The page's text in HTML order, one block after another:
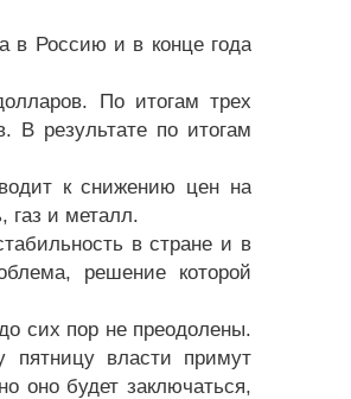
в Россию и в конце года
По итогам трех
В результате по итогам
к снижению цен на
газ и металл.
в стране и в
решение которой
сих пор не преодолены.
власти примут
оно будет заключаться,